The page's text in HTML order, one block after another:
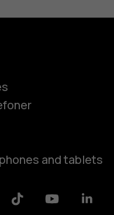
and tablets
Tiktok Youtube